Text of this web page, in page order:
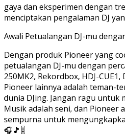
gaya dan eksperimen dengan
menciptakan pengalaman DJ
Awali Petualangan DJ-mu
Dengan produk Pioneer yang
petualangan DJ-mu dengan
250MK2, Rekordbox, HDJ-
Pioneer lainnya adalah teman-
dunia DJing. Jangan ragu untuk
Musik adalah seni, dan Pioneer
sempurna untuk
🎧🎵🎚️